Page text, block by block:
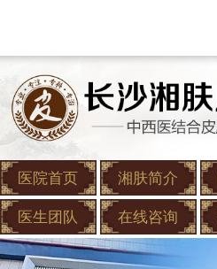
医院首页 湘肤简介
医生团队 在线咨询